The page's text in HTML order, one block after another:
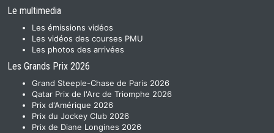
Le multimedia
Les émissions vidéos
Les vidéos des courses PMU
Les photos des arrivées
Les Grands Prix 2026
Grand Steeple-Chase de Paris 2026
Qatar Prix de l'Arc de Triomphe 2026
Prix d'Amérique 2026
Prix du Jockey Club 2026
Prix de Diane Longines 2026